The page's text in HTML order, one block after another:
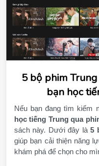
5 bộ phim
bạn học
học tiếng Trung qua
sách này. Dưới đây là 5
giúp bạn cải thiện năng
khám phá để chọn cho